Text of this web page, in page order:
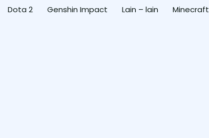
Dota 2 Genshin Impact Lain – lain Minecraft